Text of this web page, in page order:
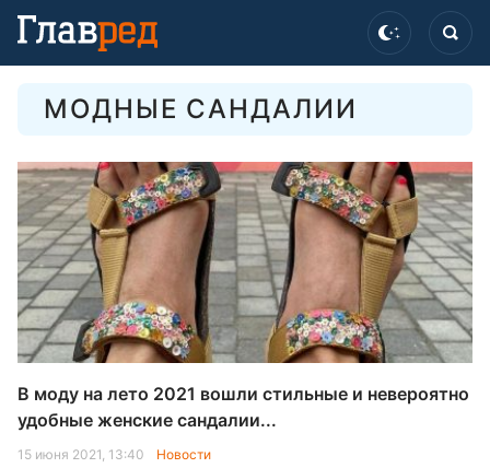
МОДНЫЕ САНДАЛИИ
В моду на лето 2021 вошли стильные и невероятно
удобные женские сандалии...
15 июня 2021, 13:40 Новости